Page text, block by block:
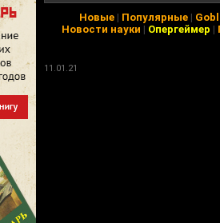
Новые | Популярные |
Новости науки | Опергеймер |
11.01.21